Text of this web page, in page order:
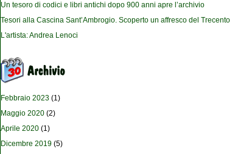
Un tesoro di codici e libri antichi dopo 900 anni apre l’archivio
Tesori alla Cascina Sant’Ambrogio. Scoperto un affresco del Trecento
L'artista: Andrea Lenoci
Febbraio 2023 (1)
Maggio 2020 (2)
Aprile 2020 (1)
Dicembre 2019 (5)